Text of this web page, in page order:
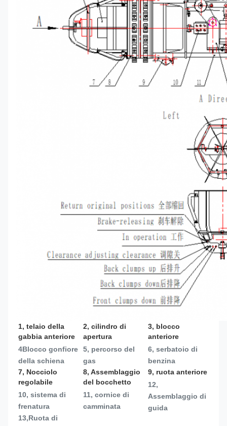
1, telaio della
gabbia anteriore
4Blocco gonfiore
della schiena
2, cilindro di
apertura
5, percorso del
gas
3, blocco
anteriore
6, serbatoio di
benzina
7, Nocciolo
regolabile
10, sistema di
frenatura
13,Ruota di
8, Assemblaggio
del bocchetto
11, cornice di
camminata
9, ruota anteriore
12,
Assemblaggio di
guida